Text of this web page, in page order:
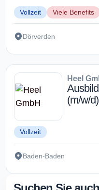
Vollzeit Viele Benefits
Dörverden
Heel
(m/w/d)
Vollzeit
Baden-Baden